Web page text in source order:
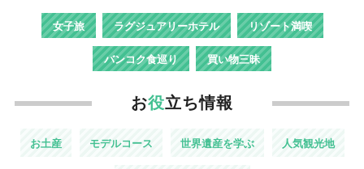
女子旅 ラグジュアリーホテル リゾート満喫
バンコク食巡り 買い物三昧
お役立ち情報
お土産 モデルコース 世界遺産を学ぶ 人気観光地